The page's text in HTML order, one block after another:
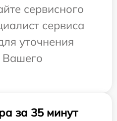
сервисного
сервиса
уточнения
Вашего
за 35 минут